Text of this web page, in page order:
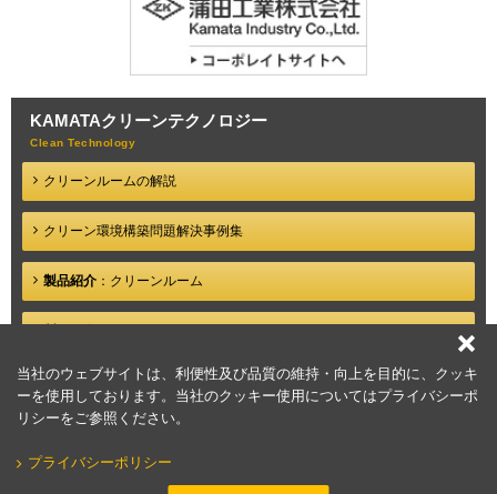
KAMATAクリーンテクノロジー
クリーンルームの解説
クリーン環境構築問題解決事例集
製品紹介 ：クリーンルーム
クリーン環境構築ポイント解説
当社のウェブサイトは、利便性及び品質の維持・向上を目的に、クッキ
ーを使用しております。当社のクッキー使用についてはプライバシーポ
リシーをご参照ください。
プライバシーポリシー